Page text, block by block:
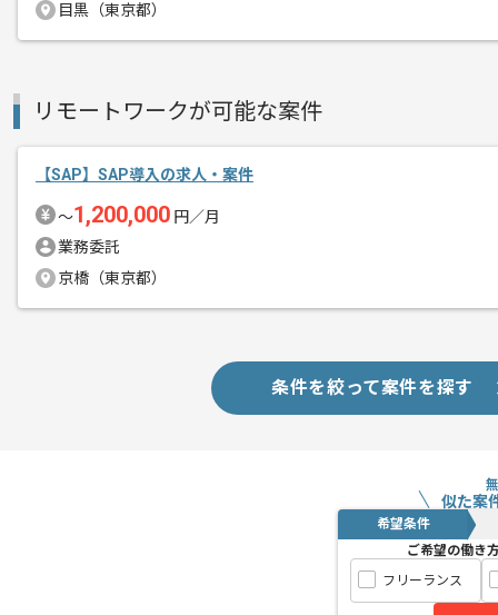
目黒（東京都）
リモートワークが可能な案件
【SAP】SAP導入の求人・案件
〜1,200,000 円／月
業務委託
京橋（東京都）
条件を絞って案件を探す
似た案
希望条件
ご希望の働き
フリーランス